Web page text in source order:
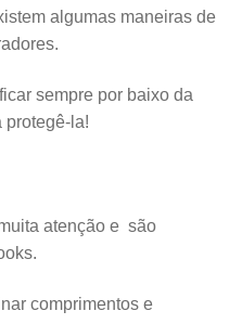
algumas maneiras de
sempre por baixo da
protegê-la!
atenção e são
comprimentos e